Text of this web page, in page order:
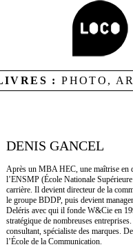
:PHOTO,
DENIS GANCEL
Après un MBA HEC, une maîtrise en
l’ENSMP (École Nationale
carrière. Il devient directeur de la
le groupe BDDP, puis devient
Deléris avec qui il fonde W&Cie en
stratégique de nombreuses
consultant, spécialiste des marques.
l’École de la Communication.